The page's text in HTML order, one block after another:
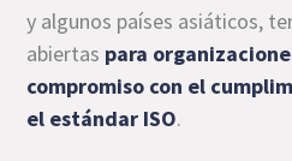
y algunos países asiáticos,
abiertas para
compromiso con el
el estándar ISO.